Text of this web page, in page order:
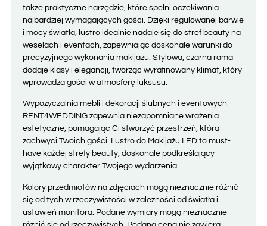
także praktyczne narzędzie, które spełni oczekiwania
najbardziej wymagających gości. Dzięki regulowanej barwie
i mocy światła, lustro idealnie nadaje się do stref beauty na
weselach i eventach, zapewniając doskonałe warunki do
precyzyjnego wykonania makijażu. Stylowa, czarna rama
dodaje klasy i elegancji, tworząc wyrafinowany klimat, który
wprowadza gości w atmosferę luksusu.
Wypożyczalnia mebli i dekoracji ślubnych i eventowych
RENT4WEDDING zapewnia niezapomniane wrażenia
estetyczne, pomagając Ci stworzyć przestrzeń, która
zachwyci Twoich gości. Lustro do Makijażu LED to must-
have każdej strefy beauty, doskonale podkreślający
wyjątkowy charakter Twojego wydarzenia.
Kolory przedmiotów na zdjęciach mogą nieznacznie różnić
się od tych w rzeczywistości w zależności od światła i
ustawień monitora. Podane wymiary mogą nieznacznie